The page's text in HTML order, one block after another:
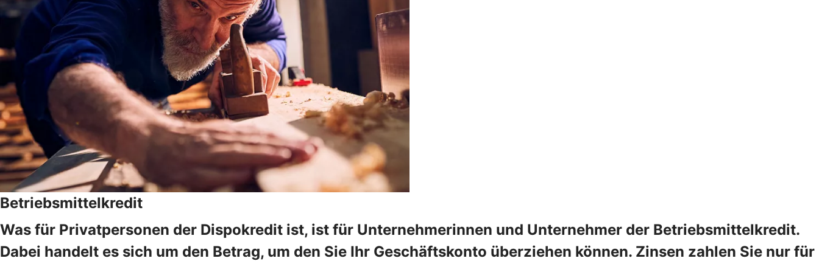
Betriebsmittelkredit
Was für Privatpersonen der Dispokredit ist, ist für Unternehmerinnen und Unternehmer der Betriebsmittelkredit.
Dabei handelt es sich um den Betrag, um den Sie Ihr Geschäftskonto überziehen können. Zinsen zahlen Sie nur für